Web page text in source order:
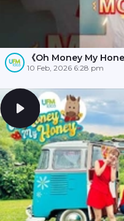
《Oh Money My
10 Feb, 2026 6:28 pm